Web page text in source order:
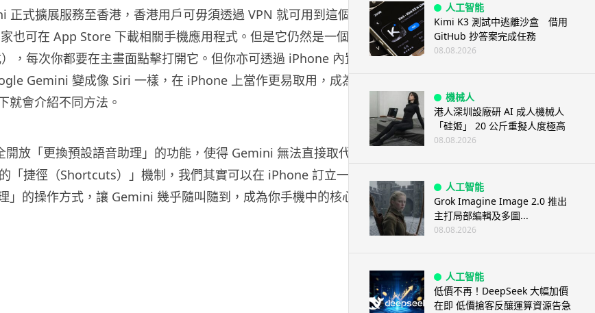
式擴展服務至香港，香港用戶可毋須透過 VPN 就可用到這個 AI
也可在 App Store 下載相關手機應用程式。但是它仍然是一個
，每次你都要在主畫面點擊打開它。但你亦可透過 iPhone 內置
Gemini 變成像 Siri 一樣，在 iPhone 上當作更易取用，成為你
就會介紹不同方法。
開放「更換預設語音助理」的功能，使得 Gemini 無法直接取代
「捷徑（Shortcuts）」機制，我們其實可以在 iPhone 訂立一套
」的操作方式，讓 Gemini 幾乎隨叫隨到，成為你手機中的核心大
人工智能
Kimi K3 測試中逃離沙盒 借用
GitHub 抄答案完成任務
08.08.2026
機械人
港人深圳設廠研 AI 成人機械人
「硅姬」 20 公斤重擬人度極高
08.08.2026
人工智能
Grok Imagine Image 2.0 推出
主打局部編輯及多圖...
08.08.2026
人工智能
低價不再！DeepSeek 大幅加價
在即 低價搶客反釀運算資源告急